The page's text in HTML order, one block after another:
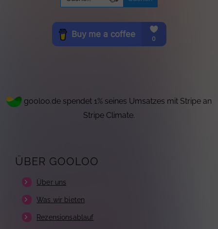
gooloo.de spendet 1% seines Umsatzes mit Stripe an
Stripe Climate.
ÜBER GOOLOO
Über uns
Was wir bieten
Rezensionsablauf